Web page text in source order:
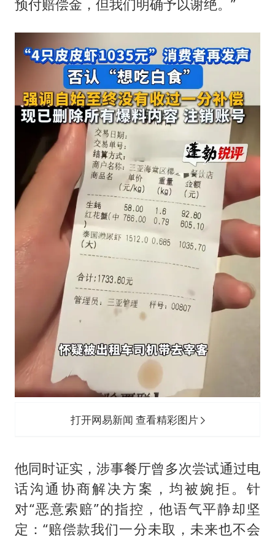
预付赔偿金，但我们明确予以谢绝。”
打开网易新闻 查看精彩图片
他同时证实，涉事餐厅曾多次尝试通过电
话沟通协商解决方案，均被婉拒。针
对“恶意索赔”的指控，他语气平静却坚
定：“赔偿款我们一分未取，未来也不会